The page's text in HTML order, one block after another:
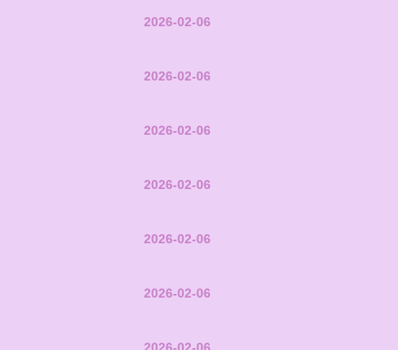
2026-02-06
2026-02-06
2026-02-06
2026-02-06
2026-02-06
2026-02-06